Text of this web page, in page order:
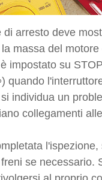
di arresto deve
massa del motore
impostato su
quando
individua un
collegamenti
l'ispezione,
se necessario.